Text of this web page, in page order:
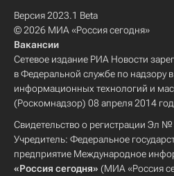
Версия 2023.1 Beta
© 2026 МИА «Россия сегодня»
Вакансии
Сетевое издание РИА Новости
в Федеральной службе по надзору
информационных технологий и
(Роскомнадзор) 08 апреля 2014
Свидетельство о регистрации Эл
Учредитель: Федеральное
предприятие Международное
«Россия сегодня» (МИА «Россия